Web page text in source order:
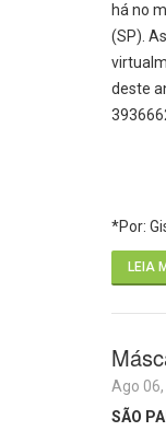
há no
(SP).
deste
*Por:
LEIA
Ago
SÃO